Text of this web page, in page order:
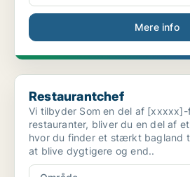
Mere info
Restaurantchef
Restaurantchef
Vi tilbyder Som en del af
restauranter, bliver du en del af
hvor du finder et stærkt bagland
at blive dygtigere og end..